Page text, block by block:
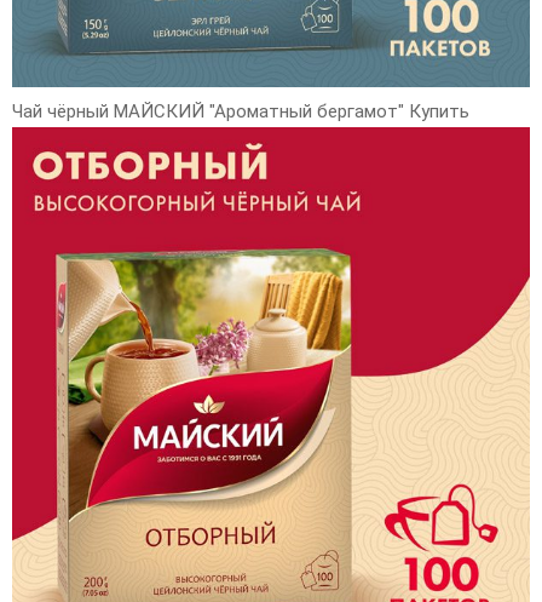
Чай чёрный МАЙСКИЙ "Ароматный бергамот" Купить